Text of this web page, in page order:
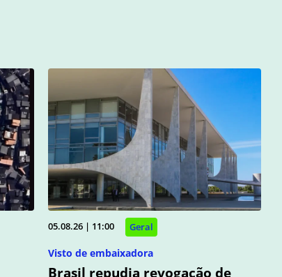
05.08.26 | 11:00 Geral
Visto de embaixadora
Brasil repudia revogação de